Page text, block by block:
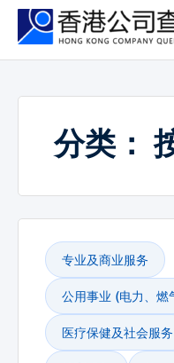
分类：
专业及商业服务
公用事业 (电力、燃
医疗保健及社会服务